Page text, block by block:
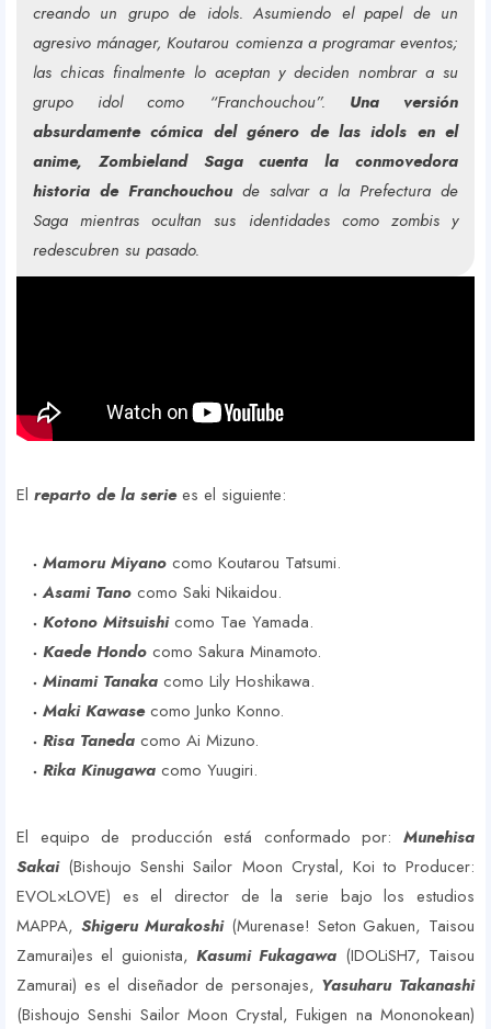
creando un grupo de idols. Asumiendo el papel de un
agresivo mánager, Koutarou comienza a programar eventos;
las chicas finalmente lo aceptan y deciden nombrar a su
grupo idol como “Franchouchou”. Una versión
absurdamente cómica del género de las idols en el
anime, Zombieland Saga cuenta la conmovedora
historia de Franchouchou de salvar a la Prefectura de
Saga mientras ocultan sus identidades como zombis y
redescubren su pasado.
El reparto de la seriees el siguiente:
Mamoru Miyano como Koutarou Tatsumi.
Asami Tano como Saki Nikaidou.
Kotono Mitsuishicomo Tae Yamada.
Kaede Hondo como Sakura Minamoto.
Minami Tanaka como Lily Hoshikawa.
Maki Kawasecomo Junko Konno.
Risa Taneda como Ai Mizuno.
Rika Kinugawa como Yuugiri.
El equipo de producción está conformado por: Munehisa
Sakai(Bishoujo Senshi Sailor Moon Crystal, Koi to Producer:
EVOL×LOVE) es el director de la serie bajo los estudios
MAPPA, Shigeru Murakoshi(Murenase! Seton Gakuen, Taisou
Zamurai)es el guionista, Kasumi Fukagawa (IDOLiSH7, Taisou
Zamurai) es el diseñador de personajes, Yasuharu Takanashi
(Bishoujo Senshi Sailor Moon Crystal, Fukigen na Mononokean)